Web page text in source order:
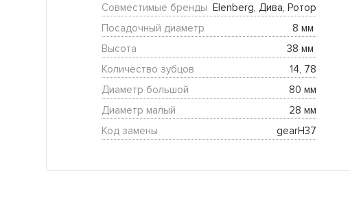
Совместимые бренды Elenberg, Дива, Ротор
Посадочный диаметр
8 мм
Высота
38 мм
Количество зубцов
14, 78
Диаметр большой
80 мм
Диаметр малый
28 мм
Код замены
gearH37